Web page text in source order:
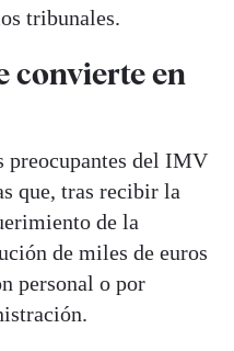
tribunales.
convierte en
preocupantes del IMV
que, tras recibir la
de la
de miles de euros
personal o por